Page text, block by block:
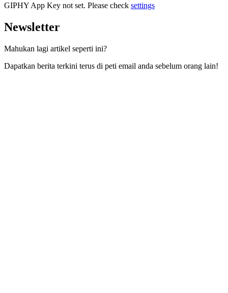
GIPHY App Key not set. Please check settings
Newsletter
Mahukan lagi artikel seperti ini?
Dapatkan berita terkini terus di peti email anda sebelum orang lain!